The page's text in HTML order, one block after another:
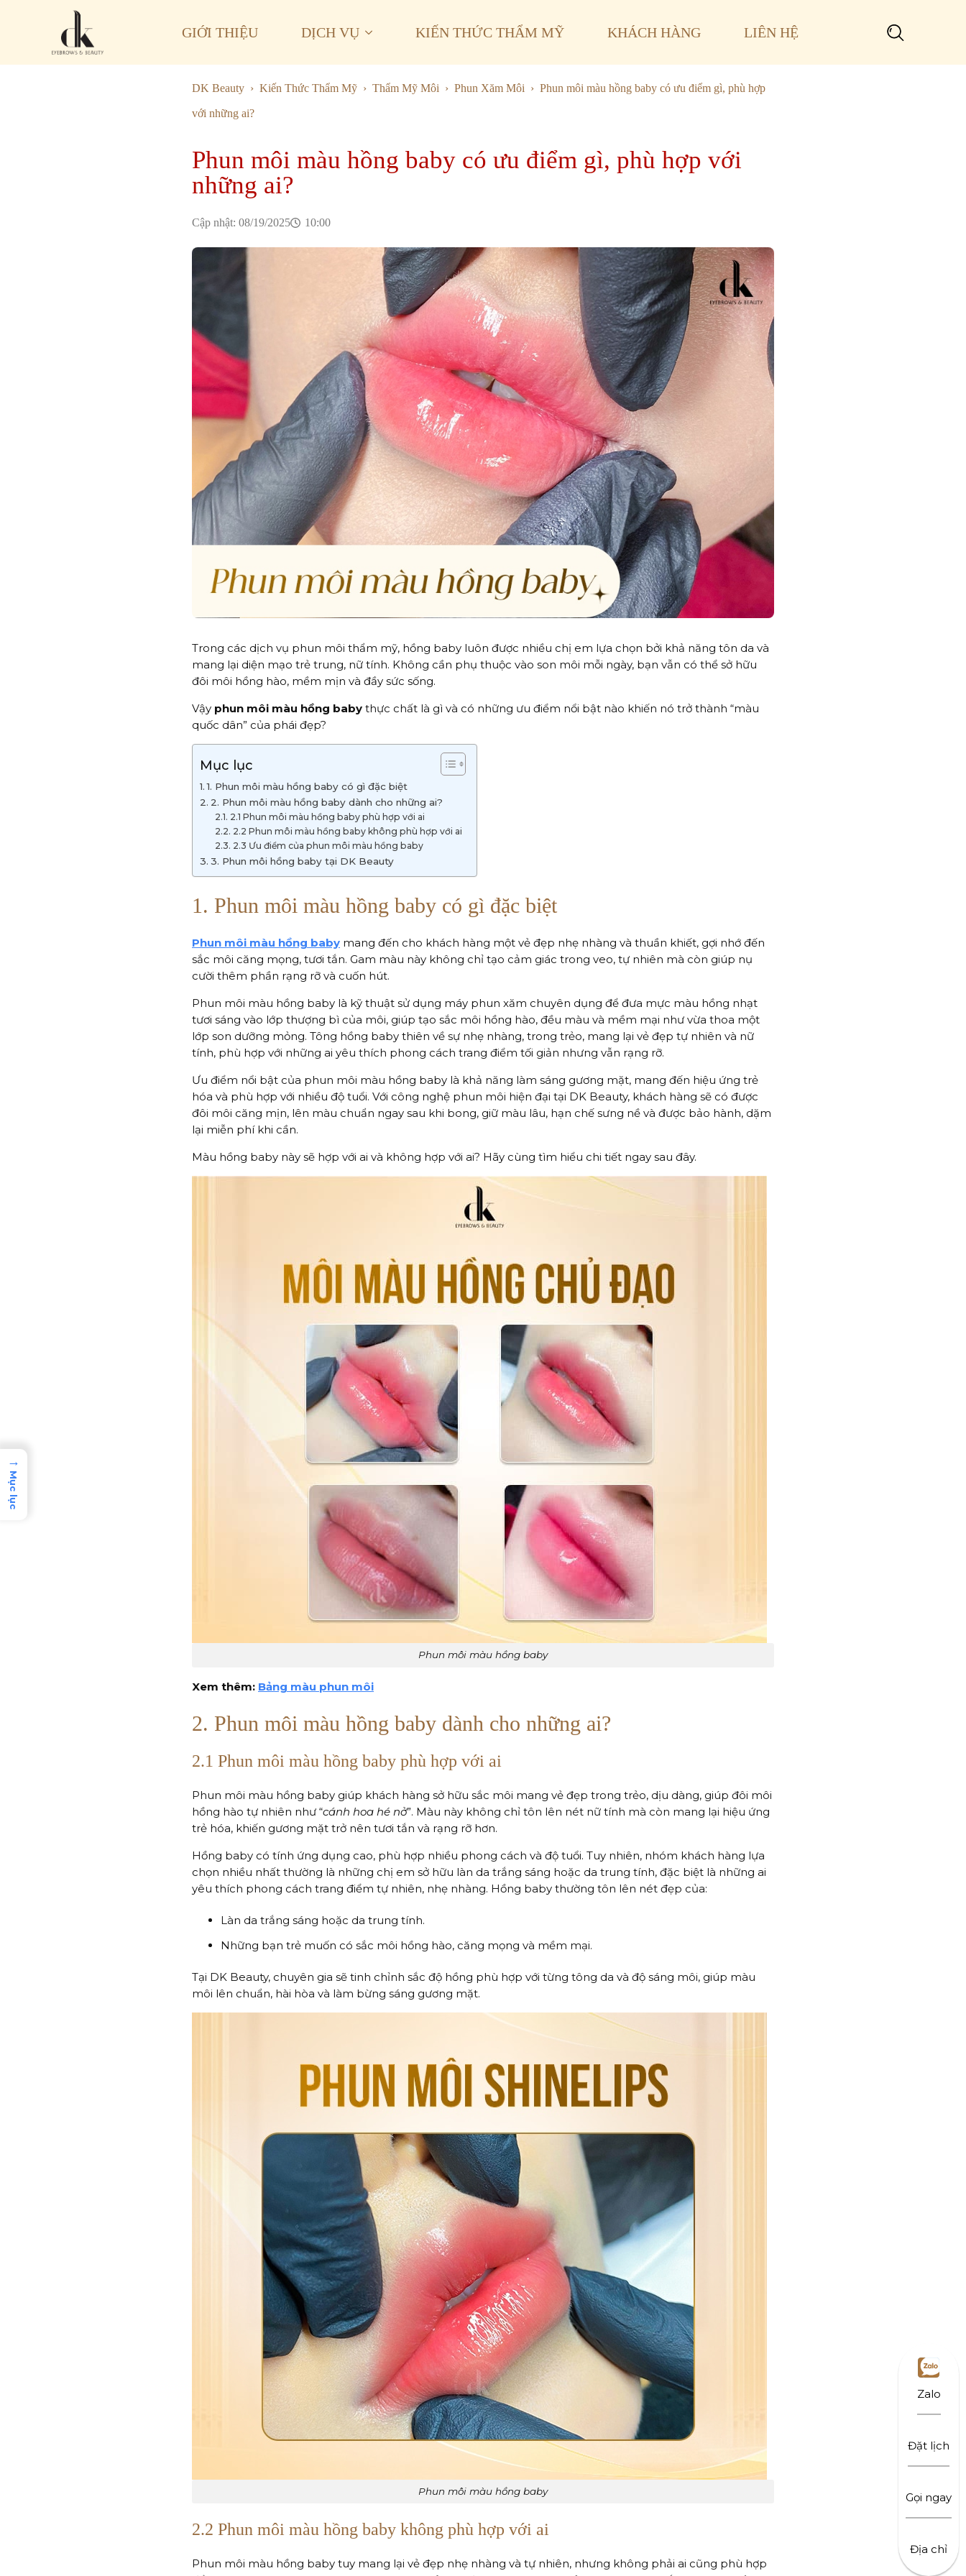
GIỚI THIỆU DỊCH VỤ KIẾN THỨC THẨM MỸ KHÁCH HÀNG LIÊN HỆ
Search
DK Beauty Kiến Thức Thẩm Mỹ Thẩm Mỹ Môi Phun Xăm Môi Phun môi màu hồng baby có ưu điểm gì, phù hợp
với những ai?
Phun môi màu hồng baby có ưu điểm gì, phù hợp với
những ai?
Cập nhật: 08/19/2025 10:00
Trong các dịch vụ phun môi thẩm mỹ, hồng baby luôn được nhiều chị em lựa chọn bởi khả năng tôn da và
mang lại diện mạo trẻ trung, nữ tính. Không cần phụ thuộc vào son môi mỗi ngày, bạn vẫn có thể sở hữu
đôi môi hồng hào, mềm mịn và đầy sức sống.
Vậy phun môi màu hồng baby thực chất là gì và có những ưu điểm nổi bật nào khiến nó trở thành “màu
quốc dân” của phái đẹp?
Mục lục
1. Phun môi màu hồng baby có gì đặc biệt
2. Phun môi màu hồng baby dành cho những ai?
2.1 Phun môi màu hồng baby phù hợp với ai
2.2 Phun môi màu hồng baby không phù hợp với ai
2.3 Ưu điểm của phun môi màu hồng baby
3. Phun môi hồng baby tại DK Beauty
1. Phun môi màu hồng baby có gì đặc biệt
Phun môi màu hồng baby mang đến cho khách hàng một vẻ đẹp nhẹ nhàng và thuần khiết, gợi nhớ đến
sắc môi căng mọng, tươi tắn. Gam màu này không chỉ tạo cảm giác trong veo, tự nhiên mà còn giúp nụ
cười thêm phần rạng rỡ và cuốn hút.
Phun môi màu hồng baby là kỹ thuật sử dụng máy phun xăm chuyên dụng để đưa mực màu hồng nhạt
tươi sáng vào lớp thượng bì của môi, giúp tạo sắc môi hồng hào, đều màu và mềm mại như vừa thoa một
lớp son dưỡng mỏng. Tông hồng baby thiên về sự nhẹ nhàng, trong trẻo, mang lại vẻ đẹp tự nhiên và nữ
tính, phù hợp với những ai yêu thích phong cách trang điểm tối giản nhưng vẫn rạng rỡ.
Ưu điểm nổi bật của phun môi màu hồng baby là khả năng làm sáng gương mặt, mang đến hiệu ứng trẻ
hóa và phù hợp với nhiều độ tuổi. Với công nghệ phun môi hiện đại tại DK Beauty, khách hàng sẽ có được
đôi môi căng mịn, lên màu chuẩn ngay sau khi bong, giữ màu lâu, hạn chế sưng nề và được bảo hành, dặm
lại miễn phí khi cần.
Màu hồng baby này sẽ hợp với ai và không hợp với ai? Hãy cùng tìm hiểu chi tiết ngay sau đây.
Phun môi màu hồng baby
Xem thêm: Bảng màu phun môi
2. Phun môi màu hồng baby dành cho những ai?
2.1 Phun môi màu hồng baby phù hợp với ai
Phun môi màu hồng baby giúp khách hàng sở hữu sắc môi mang vẻ đẹp trong trẻo, dịu dàng, giúp đôi môi
hồng hào tự nhiên như “cánh hoa hé nở”. Màu này không chỉ tôn lên nét nữ tính mà còn mang lại hiệu ứng
trẻ hóa, khiến gương mặt trở nên tươi tắn và rạng rỡ hơn.
Hồng baby có tính ứng dụng cao, phù hợp nhiều phong cách và độ tuổi. Tuy nhiên, nhóm khách hàng lựa
chọn nhiều nhất thường là những chị em sở hữu làn da trắng sáng hoặc da trung tính, đặc biệt là những ai
yêu thích phong cách trang điểm tự nhiên, nhẹ nhàng. Hồng baby thường tôn lên nét đẹp của:
Làn da trắng sáng hoặc da trung tính.
Những bạn trẻ muốn có sắc môi hồng hào, căng mọng và mềm mại.
Tại DK Beauty, chuyên gia sẽ tinh chỉnh sắc độ hồng phù hợp với từng tông da và độ sáng môi, giúp màu
môi lên chuẩn, hài hòa và làm bừng sáng gương mặt.
Phun môi màu hồng baby
2.2 Phun môi màu hồng baby không phù hợp với ai
Phun môi màu hồng baby tuy mang lại vẻ đẹp nhẹ nhàng và tự nhiên, nhưng không phải ai cũng phù hợp
Zalo
Đặt lịch
Gọi ngay
Địa chỉ
→
Mục lục